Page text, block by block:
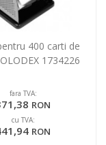
400 carti de
1734226
fara TVA:
RON
cu TVA:
RON